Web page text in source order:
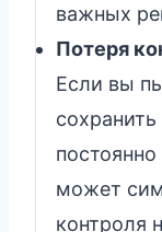
важных
Потеря
Если вы
может
контроля